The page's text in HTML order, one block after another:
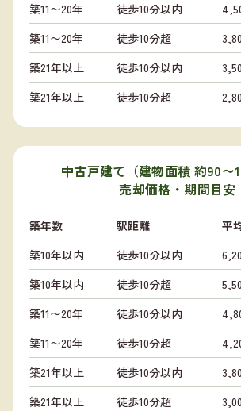
築11〜20年
徒歩10分以内
築11〜20年
徒歩10分超
築21年以上
徒歩10分以内
築21年以上
徒歩10分超
中古戸建て（建物面積 約90〜
売却価格・期間目安
築年数 駅距離
平
築10年以内
徒歩10分以内
築10年以内
徒歩10分超
築11〜20年
徒歩10分以内
築11〜20年
徒歩10分超
築21年以上
徒歩10分以内
築21年以上
徒歩10分超